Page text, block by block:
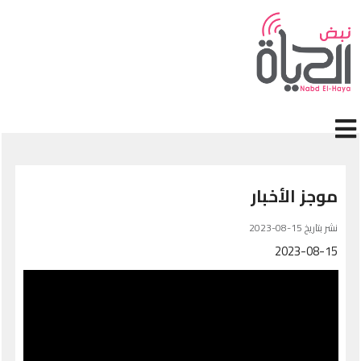
تجاوز إلى المحتوى الرئيسي
موجز الأخبار
نشر بتاريخ 15-08-2023
2023-08-15